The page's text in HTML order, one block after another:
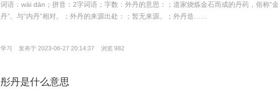
词语：wài dān；拼音：2字词语；字数：外丹的意思：；道家烧炼金石而成的丹药，俗称“
丹”。与“内丹”相对。；外丹的来源出处：；暂无来源。；外丹造……
学习 发布于 2023-06-27 20:14:37 浏览 982
彤丹是什么意思